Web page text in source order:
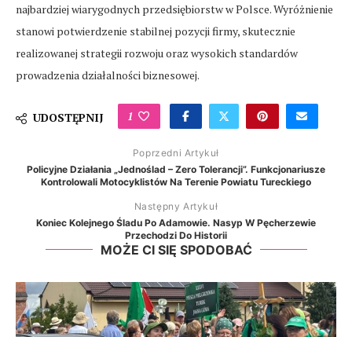
najbardziej wiarygodnych przedsiębiorstw w Polsce. Wyróżnienie
stanowi potwierdzenie stabilnej pozycji firmy, skutecznie
realizowanej strategii rozwoju oraz wysokich standardów
prowadzenia działalności biznesowej.
UDOSTĘPNIJ 1
Poprzedni Artykuł
Policyjne Działania „Jednoślad – Zero Tolerancji”. Funkcjonariusze
Kontrolowali Motocyklistów Na Terenie Powiatu Tureckiego
Następny Artykuł
Koniec Kolejnego Śladu Po Adamowie. Nasyp W Pęcherzewie
Przechodzi Do Historii
MOŻE CI SIĘ SPODOBAĆ